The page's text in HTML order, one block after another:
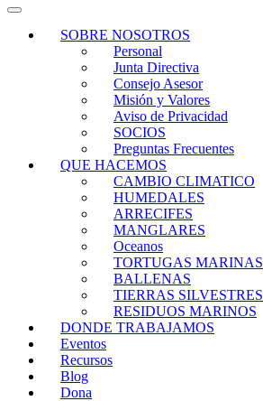
SOBRE NOSOTROS
Personal
Junta Directiva
Consejo Asesor
Misión y Valores
Aviso de Privacidad
SOCIOS
Preguntas Frecuentes
QUE HACEMOS
CAMBIO CLIMATICO
HUMEDALES
ARRECIFES
MANGLARES
Oceanos
TORTUGAS MARINAS
BALLENAS
TIERRAS SILVESTRES
RESIDUOS MARINOS
DONDE TRABAJAMOS
Eventos
Recursos
Blog
Dona